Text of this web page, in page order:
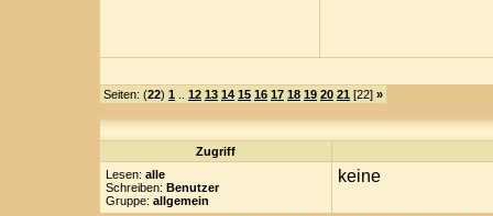
Seiten: (22) 1 12 13 14 15 16 17 18 19 20 21 [22] »
Zugriff
Lesen: alle
Schreiben: Benutzer
Gruppe: allgemein
keine